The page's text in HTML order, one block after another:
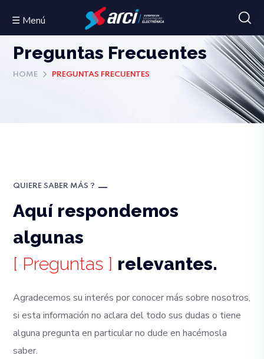
☰ Menú
Preguntas Frecuentes
HOME PREGUNTAS FRECUENTES
QUIERE SABER MÁS ?
Aquí respondemos
algunas
[ Preguntas ] relevantes.
Agradecemos su interés por conocer más sobre nosotros,
si esta información no aclara del todo sus dudas o tiene
alguna pregunta en particular no dude en hacérnosla
saber.